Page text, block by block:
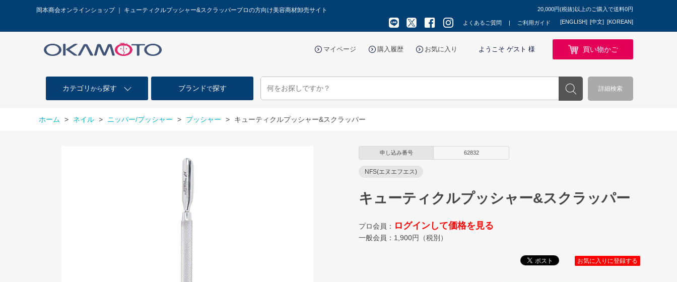
岡本商会オンラインショップ ｜ キューティクルプッシャー&スクラッパープロの方向け美容商材卸売サイト 20,000円(税抜)以上のご購入で送料0円
よくあるご質問 ご利用ガイド [ENGLISH] [中文] [KOREAN]
マイページ 購入履歴 お気に入り ようこそ ゲスト 様 買い物かご
カテゴリ から探す ブランドで探す 詳細検索
ホーム > ネイル > ニッパー/プッシャー > プッシャー > キューティクルプッシャー&スクラッパー
申し込み番号 62832
NFS(エヌエフエス)
キューティクルプッシャー&スクラッパー
プロ会員： ログインして価格を見る
一般会員： 1,900円（税別）
お気に入りに登録する